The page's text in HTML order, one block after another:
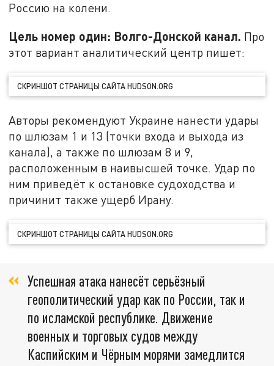
Россию на колени.
Цель номер один: Волго-Донской канал. Про
этот вариант аналитический центр пишет:
СКРИНШОТ СТРАНИЦЫ САЙТА HUDSON.ORG
Авторы рекомендуют Украине нанести удары
по шлюзам 1 и 13 (точки входа и выхода из
канала), а также по шлюзам 8 и 9,
расположенным в наивысшей точке. Удар по
ним приведёт к остановке судоходства и
причинит также ущерб Ирану.
СКРИНШОТ СТРАНИЦЫ САЙТА HUDSON.ORG
Успешная атака нанесёт серьёзный
геополитический удар как по России, так и
по исламской республике. Движение
военных и торговых судов между
Каспийским и Чёрным морями замедлится